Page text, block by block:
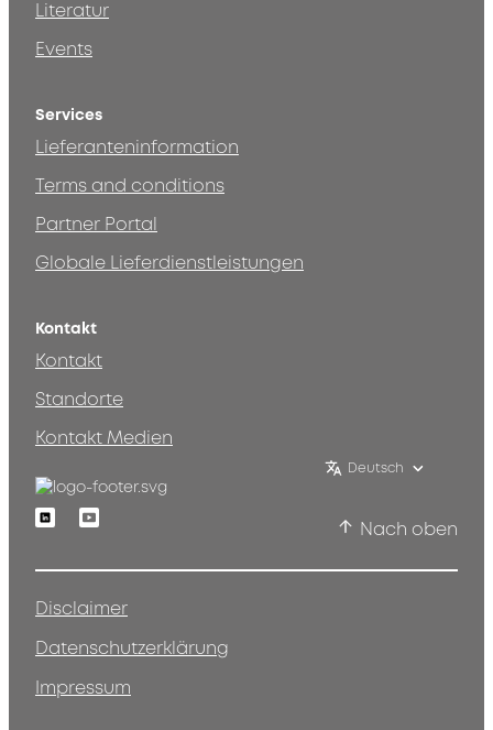
Literatur
Events
Services
Lieferanteninformation
Terms and conditions
Partner Portal
Globale Lieferdienstleistungen
Kontakt
Kontakt
Standorte
Kontakt Medien
Deutsch
LinkedinYoutube
Nach oben
Disclaimer
Datenschutzerklärung
Impressum